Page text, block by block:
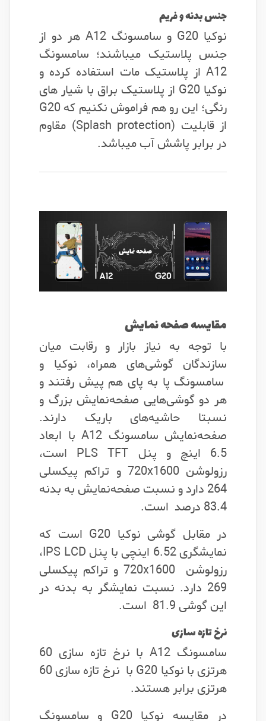
جنس بدنه و فریم
نوکیا G20 و سامسونگ A12 هر دو از
جنس پلاستیک میباشند؛ سامسونگ
A12 از پلاستیک مات استفاده کرده و
نوکیا G20 از پلاستیک براق با شیار های
رنگی؛ این رو هم فراموش نکنیم که G20
از قابلیت (Splash protection) مقاوم
در برابر پاشش آب میباشد.
مقایسه صفحه نمایش
با توجه به نیاز بازار و رقابت میان
سازندگان گوشی‌های همراه، نوکیا و
سامسونگ پا به پای هم پیش رفتند و
هر دو گوشی‌هایی صفحه‌نمایش بزرگ و
نسبتا حاشیه‌های باریک دارند.
صفحه‌نمایش سامسونگ A12 با ابعاد
6.5 اینچ و پنل PLS TFT است،
رزولوشن 720x1600 و تراکم پیکسلی
264 دارد و نسبت صفحه‌نمایش به بدنه
83.4 درصد است.
در مقابل گوشی نوکیا G20 است که
نمایشگری 6.52 اینچی با پنل IPS LCD،
رزولوشن 720x1600 و تراکم پیکسلی
269 دارد. نسبت نمایشگر به بدنه در
این گوشی 81.9 است.
نرخ تازه سازی
سامسونگ A12 با نرخ تازه سازی 60
هرتزی با نوکیا G20 با نرخ تازه سازی 60
هرتزی برابر هستند.
در مقایسه نوکیا G20 و سامسونگ